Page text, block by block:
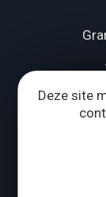
Deze site